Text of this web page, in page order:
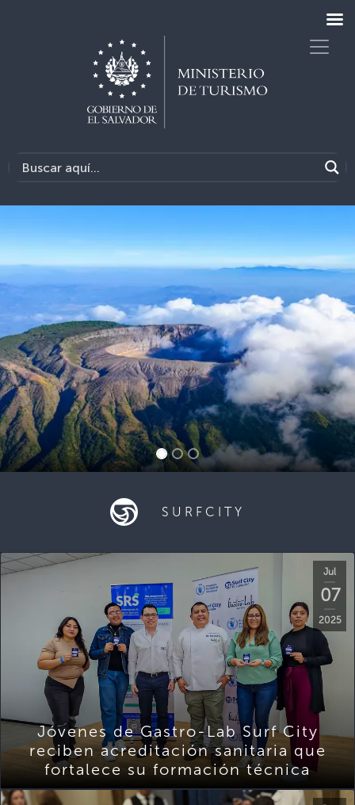
SURFCITY
Jul
07
2025
Jóvenes de Gastro-Lab Surf City
reciben acreditación sanitaria que
fortalece su formación técnica